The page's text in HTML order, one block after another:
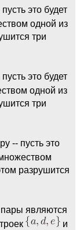
это будет
одной из
три
это будет
одной из
три
-- пусть это
разрушится
являются
и